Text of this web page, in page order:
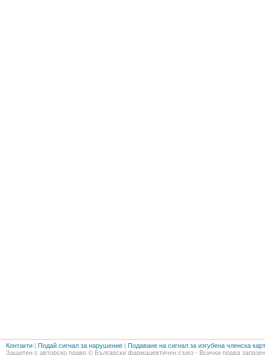
Контакти | Подай сигнал за нарушение | Подаване на сигнал за изгубена членска
Защитен с авторско право © Български фармацевтичен съюз - Всички права